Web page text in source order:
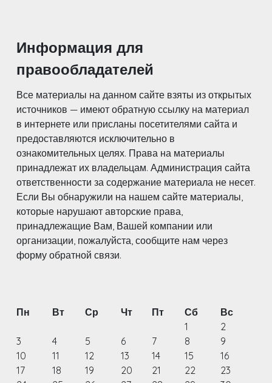
Информация для
правообладателей
Все материалы на данном сайте взяты из открытых
источников — имеют обратную ссылку на материал
в интернете или присланы посетителями сайта и
предоставляются исключительно в
ознакомительных целях. Права на материалы
принадлежат их владельцам. Администрация сайта
ответственности за содержание материала не несет.
Если Вы обнаружили на нашем сайте материалы,
которые нарушают авторские права,
принадлежащие Вам, Вашей компании или
организации, пожалуйста, сообщите нам через
форму обратной связи.
Пн Вт Ср Чт Пт Сб
Вс
1
2
3
4 5 6 7 8
9
10
11 12 13 14 15
16
17
18 19 20 21 22
23